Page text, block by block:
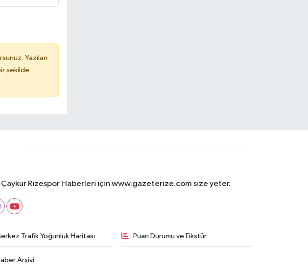
Yazılan
şekilde
Rizespor Haberleri için www.gazeterize.com size yeter.
Trafik Yoğunluk Haritası Puan Durumu ve Fikstür
Arşivi